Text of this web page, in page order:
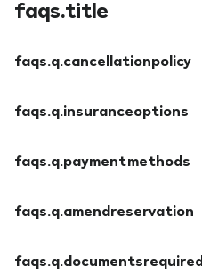
faqs.title
faqs.q.cancellationpolicy
faqs.q.insuranceoptions
faqs.q.paymentmethods
faqs.q.amendreservation
faqs.q.documentsrequired